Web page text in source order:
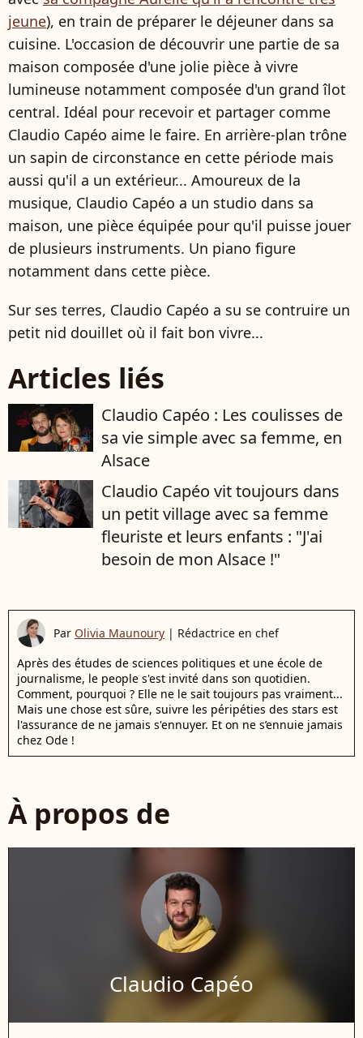
jeune), en train de préparer le déjeuner dans sa
cuisine. L'occasion de découvrir une partie de sa
maison composée d'une jolie pièce à vivre
lumineuse notamment composée d'un grand îlot
central. Idéal pour recevoir et partager comme
Claudio Capéo aime le faire. En arrière-plan trône
un sapin de circonstance en cette période mais
aussi qu'il a un extérieur... Amoureux de la
musique, Claudio Capéo a un studio dans sa
maison, une pièce équipée pour qu'il puisse jouer
de plusieurs instruments. Un piano figure
notamment dans cette pièce.
Sur ses terres, Claudio Capéo a su se contruire un
petit nid douillet où il fait bon vivre...
Articles liés
Claudio Capéo : Les coulisses de
sa vie simple avec sa femme, en
Alsace
Claudio Capéo vit toujours dans
un petit village avec sa femme
fleuriste et leurs enfants : "J'ai
besoin de mon Alsace !"
Par Olivia Maunoury | Rédactrice en chef
Après des études de sciences politiques et une école de
journalisme, le people s'est invité dans son quotidien.
Comment, pourquoi ? Elle ne le sait toujours pas vraiment...
Mais une chose est sûre, suivre les péripéties des stars est
l'assurance de ne jamais s'ennuyer. Et on ne s’ennuie jamais
chez Ode !
À propos de
Claudio Capéo